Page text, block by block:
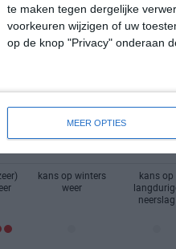
te maken tegen dergelijke
voorkeuren wijzigen of uw
op de knop "Privacy" onderaan
MEER OPTIES
bieden geen totaalbeeld
Hoe groot de kans op winters
wij per maand handige extra
kans op winters
weer
kans op
neerslag